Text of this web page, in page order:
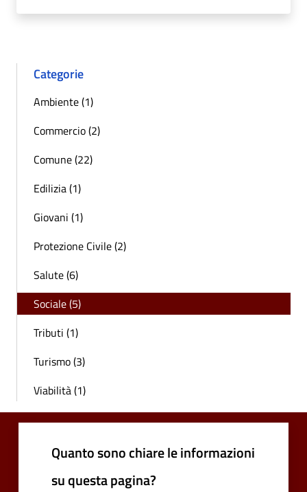
Categorie
Ambiente (1)
Commercio (2)
Comune (22)
Edilizia (1)
Giovani (1)
Protezione Civile (2)
Salute (6)
Sociale (5)
Tributi (1)
Turismo (3)
Viabilità (1)
Quanto sono chiare le informazioni
su questa pagina?